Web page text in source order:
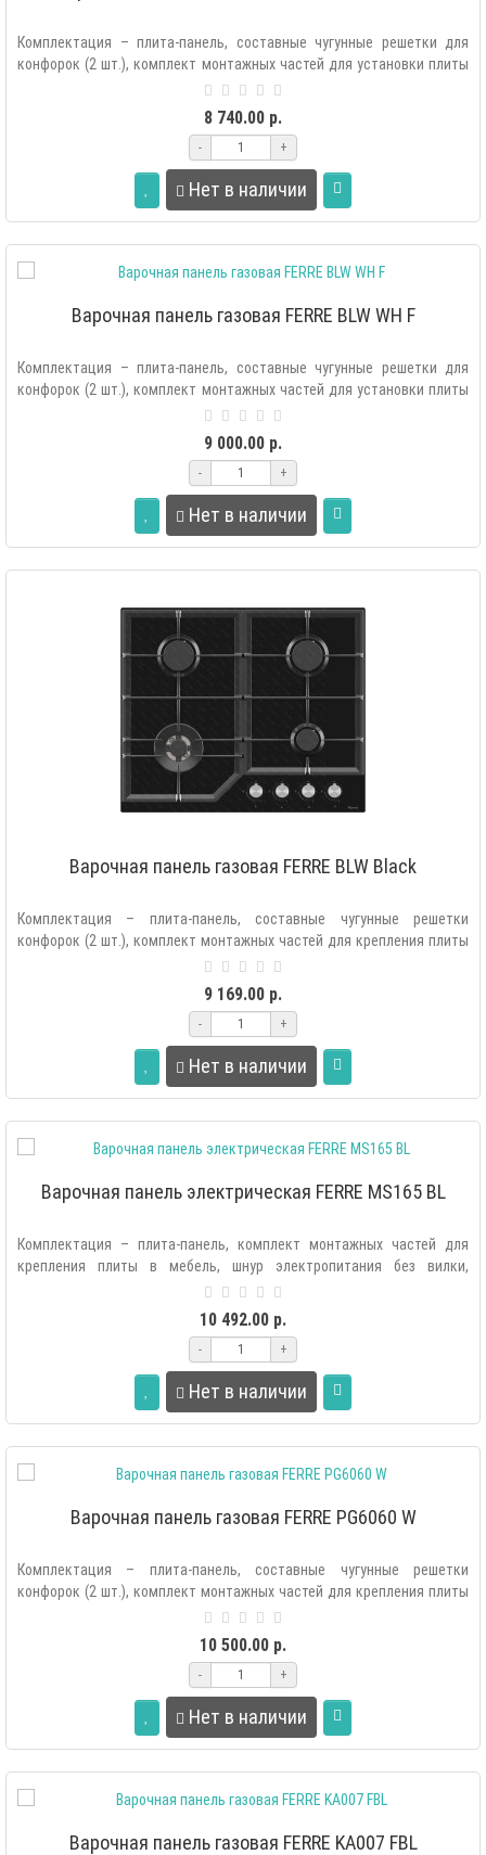
Комплектация – плита-панель, составные чугунные решетки для
конфорок (2 шт.), комплект монтажных частей для установки плиты
8 740.00 р.
- +
Нет в наличии
Варочная панель газовая FERRE BLW WH F
Комплектация – плита-панель, составные чугунные решетки для
конфорок (2 шт.), комплект монтажных частей для установки плиты
9 000.00 р.
- +
Нет в наличии
Варочная панель газовая FERRE BLW Black
Комплектация – плита-панель, составные чугунные решетки
конфорок (2 шт.), комплект монтажных частей для крепления плиты
9 169.00 р.
- +
Нет в наличии
Варочная панель электрическая FERRE MS165 BL
Комплектация – плита-панель, комплект монтажных частей для
крепления плиты в мебель, шнур электропитания без вилки,
10 492.00 р.
- +
Нет в наличии
Варочная панель газовая FERRE PG6060 W
Комплектация – плита-панель, составные чугунные решетки
конфорок (2 шт.), комплект монтажных частей для крепления плиты
10 500.00 р.
- +
Нет в наличии
Варочная панель газовая FERRE KA007 FBL